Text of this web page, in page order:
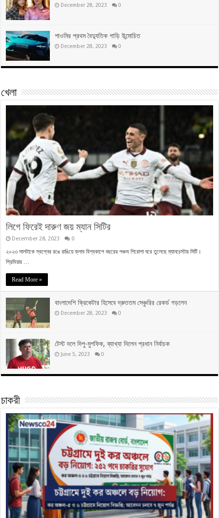
December 28, 2023 0
শাওমির প্রথম বৈদ্যুতিক গাড়ি উন্মোচিত
December 28, 2023 0
খেলা
লিগে ফিরেই দারুণ জয় ম্যান সিটির
December 28, 2023 0
২০২৩ সালটাকে স্বপ্নের রঙে রাঙিয়ে ক্লাব বিশ্বকাপে বছরের পঞ্চম শিরোপা ঘরে তুলেছে ম্যানচেস্টার সিটি।
প্রিমিয়ার …
Read More »
বাংলাদেশি ক্রিকেটার হিসেবে দ্রুততম সেঞ্চুরির রেকর্ড গড়লেন
December 28, 2023 0
টেস্ট দলে দিপু-মুশফিক, ব্যাখ্যা দিলেন প্রধান নির্বাচক
June 5, 2023 0
চাকরী